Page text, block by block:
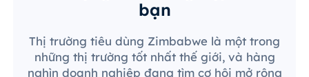
bạn
Thị trường tiêu dùng Zimbabwe là một trong
những thị trường tốt nhất thế giới, và hàng
nghìn doanh nghiệp đang tìm cơ hội mở rộng